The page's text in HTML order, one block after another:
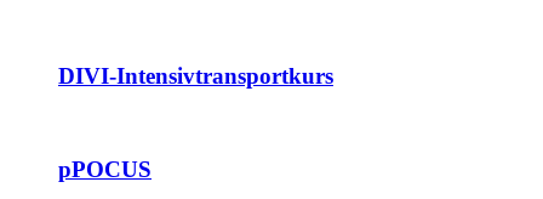
DIVI-Intensivtransportkurs
pPOCUS